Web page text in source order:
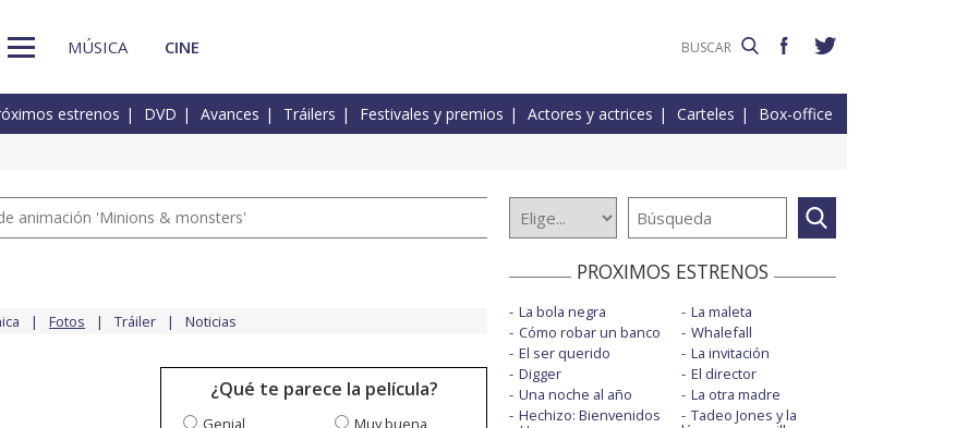
MÚSICA CINE
estrenos DVD Avances Tráilers Festivales y premios Actores y actrices Carteles Box-office
animación 'Minions & monsters'
Fotos Tráiler Noticias
¿Qué te parece la película?
Genial
Muy buena
PROXIMOS ESTRENOS
La bola negra
Cómo robar un banco
El ser querido
Digger
Una noche al año
Hechizo: Bienvenidos
La maleta
Whalefall
La invitación
El director
La otra madre
Tadeo Jones y la